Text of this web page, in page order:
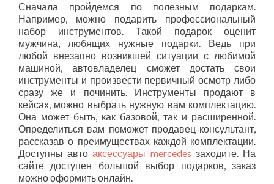
Сначала пройдемся по полезным подаркам.
Например, можно подарить профессиональный
набор инструментов. Такой подарок оценит
мужчина, любящих нужные подарки. Ведь при
любой внезапно возникшей ситуации с любимой
машиной, автовладелец сможет достать свои
инструменты и произвести первичный осмотр либо
сразу же и починить. Инструменты продают в
кейсах, можно выбрать нужную вам комплектацию.
Она может быть, как базовой, так и расширенной.
Определиться вам поможет продавец-консультант,
рассказав о преимуществах каждой комплектации.
Доступны автоаксессуары mercedes заходите. На
сайте доступен большой выбор подарков, заказ
можно оформить онлайн.